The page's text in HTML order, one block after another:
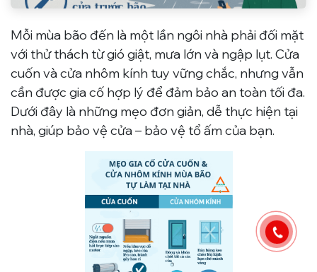
Mỗi mùa bão đến là một lần ngôi nhà phải đối mặt
với thử thách từ gió giật, mưa lớn và ngập lụt. Cửa
cuốn và cửa nhôm kính tuy vững chắc, nhưng vẫn
cần được gia cố hợp lý để đảm bảo an toàn tối đa.
Dưới đây là những mẹo đơn giản, dễ thực hiện tại
nhà, giúp bảo vệ cửa – bảo vệ tổ ấm của bạn.